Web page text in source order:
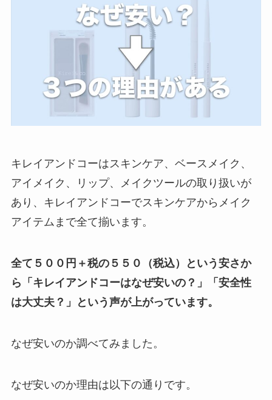
キレイアンドコーはスキンケア、ベースメイク、
アイメイク、リップ、メイクツールの取り扱いが
あり、キレイアンドコーでスキンケアからメイク
アイテムまで全て揃います。
全て５００円＋税の５５０（税込）という安さか
ら「キレイアンドコーはなぜ安いの？」「安全性
は大丈夫？」という声が上がっています。
なぜ安いのか調べてみました。
なぜ安いのか理由は以下の通りです。